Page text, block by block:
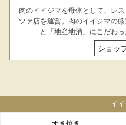
肉のイイジマを母体として、レ
ツァ店を運営。肉のイイジマの
と「地産地消」にこだわ
ショッ
イ